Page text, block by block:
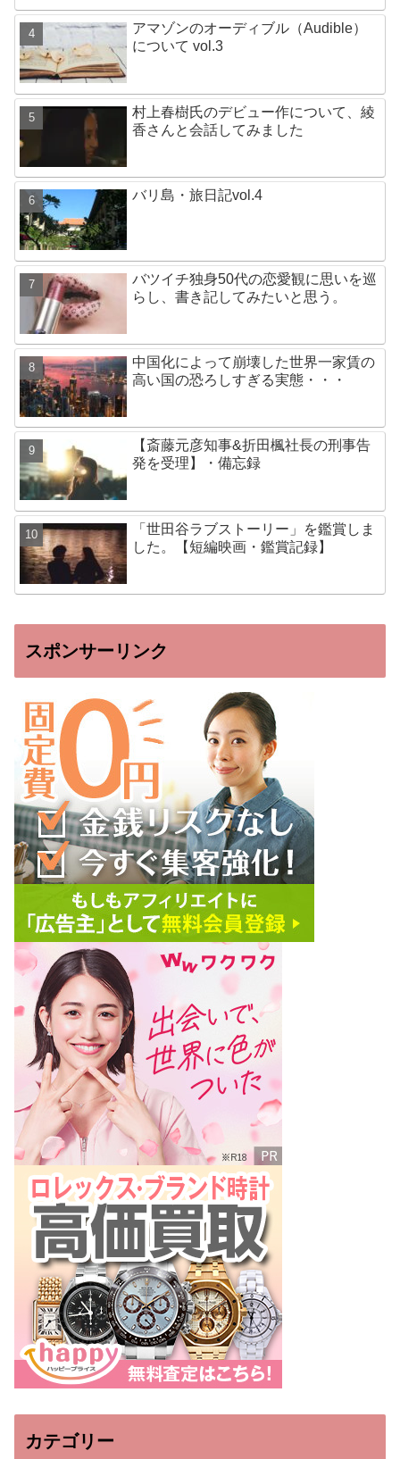
アマゾンのオーディブル（Audible）
について vol.3
村上春樹氏のデビュー作について、綾
香さんと会話してみました
バリ島・旅日記vol.4
バツイチ独身50代の恋愛観に思いを巡
らし、書き記してみたいと思う。
中国化によって崩壊した世界一家賃の
高い国の恐ろしすぎる実態・・・
【斎藤元彦知事&折田楓社長の刑事告
発を受理】・備忘録
「世田谷ラブストーリー」を鑑賞しま
した。【短編映画・鑑賞記録】
スポンサーリンク
カテゴリー